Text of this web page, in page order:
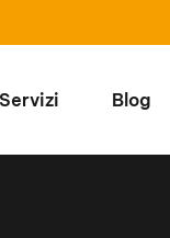
Servizi Blog